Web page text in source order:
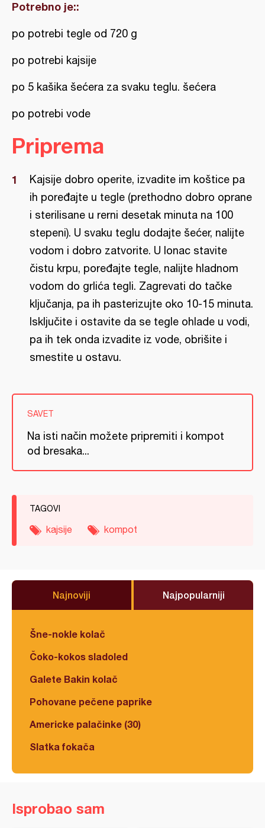
Potrebno je::
po potrebi tegle od 720 g
po potrebi kajsije
po 5 kašika šećera za svaku teglu. šećera
po potrebi vode
Priprema
Kajsije dobro operite, izvadite im koštice pa
ih poređajte u tegle (prethodno dobro oprane
i sterilisane u rerni desetak minuta na 100
stepeni). U svaku teglu dodajte šećer, nalijte
vodom i dobro zatvorite. U lonac stavite
čistu krpu, poređajte tegle, nalijte hladnom
vodom do grlića tegli. Zagrevati do tačke
ključanja, pa ih pasterizujte oko 10-15 minuta.
Isključite i ostavite da se tegle ohlade u vodi,
pa ih tek onda izvadite iz vode, obrišite i
smestite u ostavu.
SAVET
Na isti način možete pripremiti i kompot
od bresaka...
TAGOVI
kajsije kompot
Najnoviji Najpopularniji
Šne-nokle kolač
Čoko-kokos sladoled
Galete Bakin kolač
Pohovane pečene paprike
Americke palačinke (30)
Slatka fokača
Isprobao sam